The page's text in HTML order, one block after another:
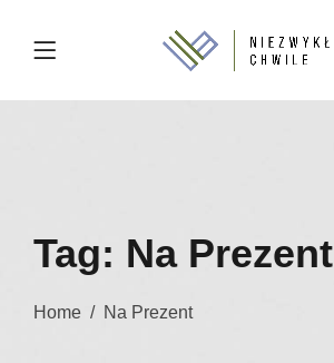
Tag: Na Prezent
Home Na Prezent